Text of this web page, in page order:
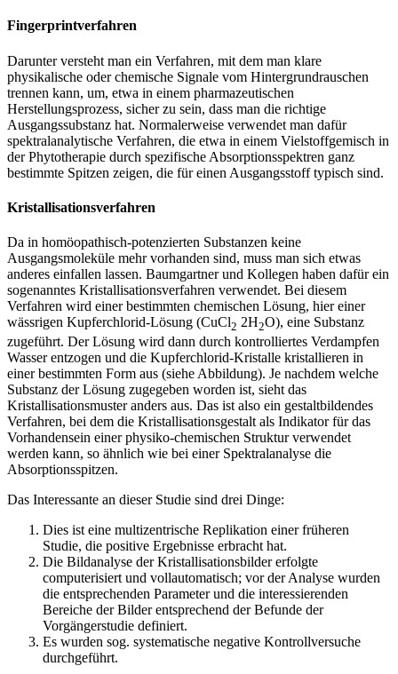
Fingerprintverfahren
Darunter versteht man ein Verfahren, mit dem man klare
physikalische oder chemische Signale vom Hintergrundrauschen
trennen kann, um, etwa in einem pharmazeutischen
Herstellungsprozess, sicher zu sein, dass man die richtige
Ausgangssubstanz hat. Normalerweise verwendet man dafür
spektralanalytische Verfahren, die etwa in einem Vielstoffgemisch in
der Phytotherapie durch spezifische Absorptionsspektren ganz
bestimmte Spitzen zeigen, die für einen Ausgangsstoff typisch sind.
Kristallisationsverfahren
Da in homöopathisch-potenzierten Substanzen keine
Ausgangsmoleküle mehr vorhanden sind, muss man sich etwas
anderes einfallen lassen. Baumgartner und Kollegen haben dafür ein
sogenanntes Kristallisationsverfahren verwendet. Bei diesem
Verfahren wird einer bestimmten chemischen Lösung, hier einer
wässrigen Kupferchlorid-Lösung (CuCl2 2H2O), eine Substanz
zugeführt. Der Lösung wird dann durch kontrolliertes Verdampfen
Wasser entzogen und die Kupferchlorid-Kristalle kristallieren in
einer bestimmten Form aus (siehe Abbildung). Je nachdem welche
Substanz der Lösung zugegeben worden ist, sieht das
Kristallisationsmuster anders aus. Das ist also ein gestaltbildendes
Verfahren, bei dem die Kristallisationsgestalt als Indikator für das
Vorhandensein einer physiko-chemischen Struktur verwendet
werden kann, so ähnlich wie bei einer Spektralanalyse die
Absorptionsspitzen.
Das Interessante an dieser Studie sind drei Dinge:
Dies ist eine multizentrische Replikation einer früheren
Studie, die positive Ergebnisse erbracht hat.
Die Bildanalyse der Kristallisationsbilder erfolgte
computerisiert und vollautomatisch; vor der Analyse wurden
die entsprechenden Parameter und die interessierenden
Bereiche der Bilder entsprechend der Befunde der
Vorgängerstudie definiert.
Es wurden sog. systematische negative Kontrollversuche
durchgeführt.